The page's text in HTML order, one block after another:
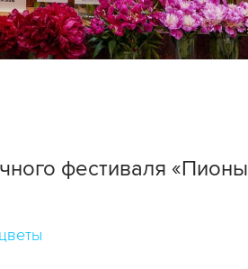
фестиваля «Пионы
цветы